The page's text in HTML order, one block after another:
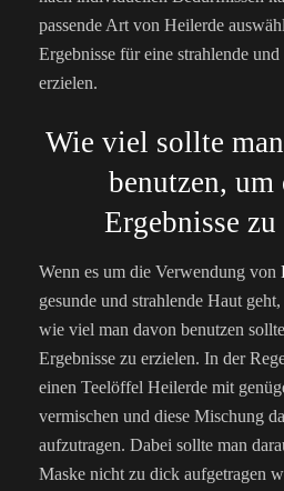
passende Art von Heilerde
Ergebnisse für eine strahlende
erzielen.
Wie viel sollte
benutzen,
Ergebnisse
Wenn es um die Verwendung von
gesunde und strahlende Haut
wie viel man davon benutzen
Ergebnisse zu erzielen. In der
einen Teelöffel Heilerde mit
vermischen und diese Mischung
aufzutragen. Dabei sollte man
Maske nicht zu dick aufgetragen